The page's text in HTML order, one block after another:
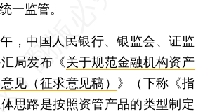
一监管。
中国人民银行、银监会、证监
局发布《关于规范金融机构资产
见（征求意见稿） 》（下称《指
思路是按照资管产品的类型制定